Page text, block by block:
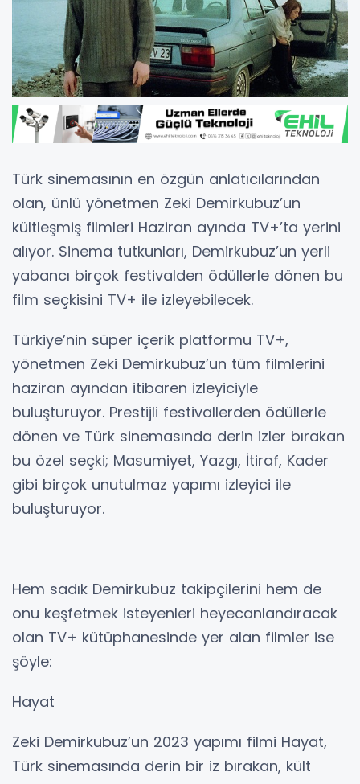
Türk sinemasının en özgün anlatıcılarından
olan, ünlü yönetmen Zeki Demirkubuz’un
kültleşmiş filmleri Haziran ayında TV+’ta yerini
alıyor. Sinema tutkunları, Demirkubuz’un yerli
yabancı birçok festivalden ödüllerle dönen bu
film seçkisini TV+ ile izleyebilecek.
Türkiye’nin süper içerik platformu TV+,
yönetmen Zeki Demirkubuz’un tüm filmlerini
haziran ayından itibaren izleyiciyle
buluşturuyor. Prestijli festivallerden ödüllerle
dönen ve Türk sinemasında derin izler bırakan
bu özel seçki; Masumiyet, Yazgı, İtiraf, Kader
gibi birçok unutulmaz yapımı izleyici ile
buluşturuyor.
Hem sadık Demirkubuz takipçilerini hem de
onu keşfetmek isteyenleri heyecanlandıracak